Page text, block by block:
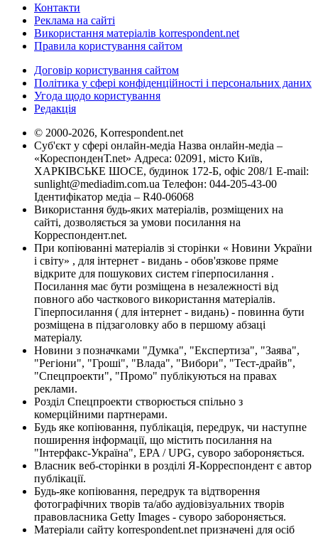
Контакти
Реклама на сайті
Використання матеріалів korrespondent.net
Правила користування сайтом
Договір користування сайтом
Політика у сфері конфіденційності і персональних даних
Угода щодо користування
Редакція
© 2000-2026, Korrespondent.net
Суб'єкт у сфері онлайн-медіа Назва онлайн-медіа –
«КореспонденТ.net» Адреса: 02091, місто Київ,
ХАРКІВСЬКЕ ШОСЕ, будинок 172-Б, офіс 208/1 E-mail:
sunlight@mediadim.com.ua Телефон: 044-205-43-00
Ідентифікатор медіа – R40-06068
Використання будь-яких матеріалів, розміщених на
сайті, дозволяється за умови посилання на
Корреспондент.net.
При копіюванні матеріалів зі сторінки « Новини України
і світу» , для інтернет - видань - обов'язкове пряме
відкрите для пошукових систем гіперпосилання .
Посилання має бути розміщена в незалежності від
повного або часткового використання матеріалів.
Гіперпосилання ( для інтернет - видань) - повинна бути
розміщена в підзаголовку або в першому абзаці
матеріалу.
Новини з позначками "Думка", "Експертиза", "Заява",
"Регіони", "Гроші", "Влада", "Вибори", "Тест-драйв",
"Спецпроекти", "Промо" публікуються на правах
реклами.
Розділ Спецпроекти створюється спільно з
комерційними партнерами.
Будь яке копіювання, публікація, передрук, чи наступне
поширення інформації, що містить посилання на
"Інтерфакс-Україна", EPA / UPG, суворо забороняється.
Власник веб-сторінки в розділі Я-Корреспондент є автор
публікації.
Будь-яке копіювання, передрук та відтворення
фотографічних творів та/або аудіовізуальних творів
правовласника Getty Images - суворо забороняється.
Матеріали сайту korrespondent.net призначені для осіб